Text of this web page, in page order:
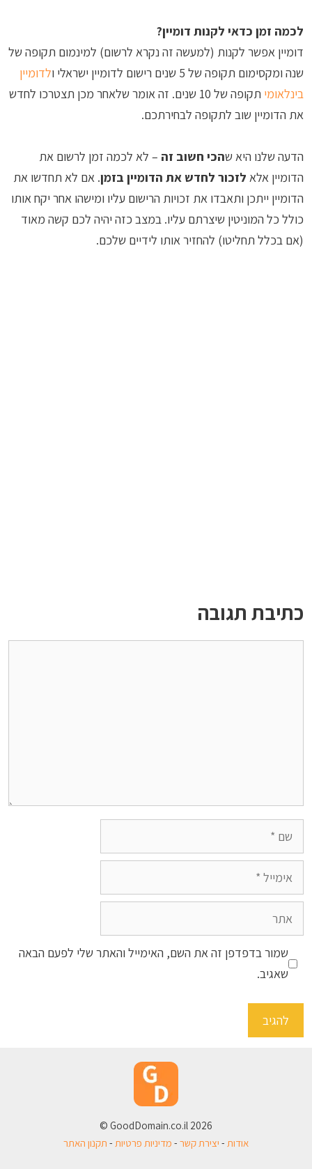
לכמה זמן כדאי לקנות דומיין?
דומיין אפשר לקנות (למעשה זה נקרא לרשום) למינמום תקופה של
שנה ומקסימום תקופה של 5 שנים רישום לדומיין ישראלי ו
לדומיין
בינלאומי
תקופה של 10 שנים. זה אומר שלאחר מכן תצטרכו לחדש
את הדומיין שוב לתקופה לבחירתכם.
הדעה שלנו היא שהכי חשוב זה – לא לכמה זמן לרשום את
הדומיין אלא לזכור לחדש את הדומיין בזמן. אם לא תחדשו את
הדומיין ייתכן ותאבדו את זכויות הרישום עליו ומישהו אחר יקח אותו
כולל כל המוניטין שיצרתם עליו. במצב כזה יהיה לכם קשה מאוד
(אם בכלל תחליטו) להחזיר אותו לידיים שלכם.
כתיבת תגובה
שמור בדפדפן זה את השם, האימייל והאתר שלי לפעם הבאה
שאגיב.
2026 GoodDomain.co.il ©
אודות - יצירת קשר - מדיניות פרטיות - תקנון האתר